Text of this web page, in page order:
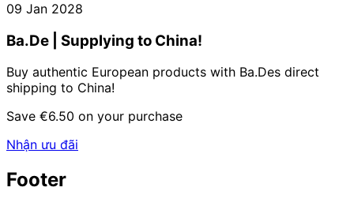
09 Jan 2028
Ba.De | Supplying to China!
Buy authentic European products with Ba.Des direct
shipping to China!
Save €6.50 on your purchase
Nhận ưu đãi
Footer